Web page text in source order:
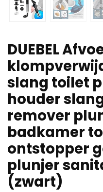
DUEBEL
slang toilet
houder
remover
badkamer
ontstopper
plunjer
(zwart)